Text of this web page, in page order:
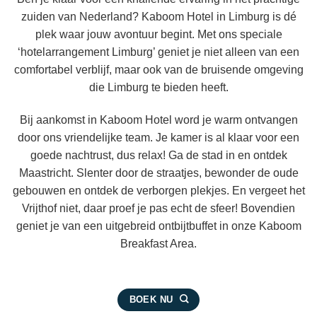
zuiden van Nederland? Kaboom Hotel in Limburg is dé
plek waar jouw avontuur begint. Met ons speciale
‘hotelarrangement Limburg’ geniet je niet alleen van een
comfortabel verblijf, maar ook van de bruisende omgeving
die Limburg te bieden heeft.
Bij aankomst in Kaboom Hotel word je warm ontvangen
door ons vriendelijke team. Je kamer is al klaar voor een
goede nachtrust, dus relax! Ga de stad in en ontdek
Maastricht. Slenter door de straatjes, bewonder de oude
gebouwen en ontdek de verborgen plekjes. En vergeet het
Vrijthof niet, daar proef je pas echt de sfeer! Bovendien
geniet je van een uitgebreid ontbijtbuffet in onze Kaboom
Breakfast Area.
BOEK NU